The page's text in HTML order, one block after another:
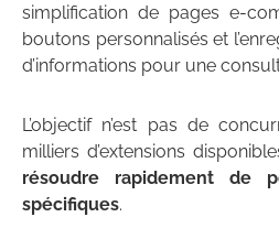
simplification de pages e-
boutons personnalisés et
d’informations pour une
L’objectif n’est pas de
milliers d’extensions
résoudre rapidement de
spécifiques.